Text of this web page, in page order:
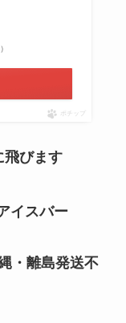
ポチップ
飛びます
イスバー
・離島発送不